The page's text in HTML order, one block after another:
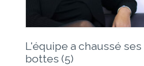
L'équipe a chaussé
bottes (5)